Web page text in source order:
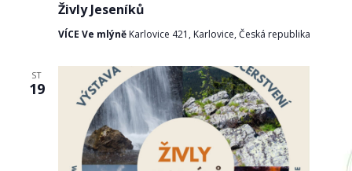
Živly Jeseníků
VÍCE Ve mlýně Karlovice 421, Karlovice, Česká republika
ST
19